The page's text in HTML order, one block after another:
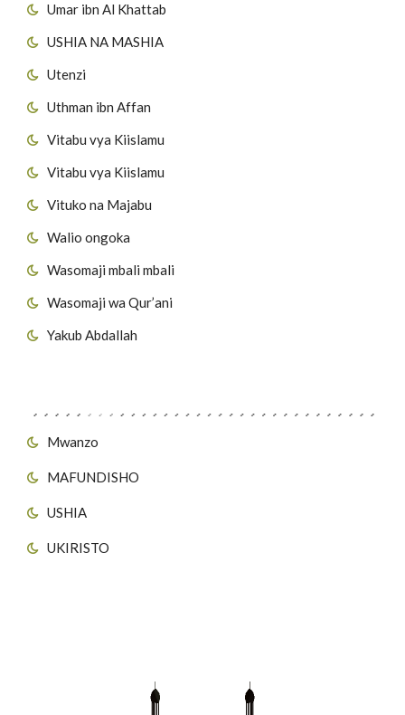
Umar ibn Al Khattab
USHIA NA MASHIA
Utenzi
Uthman ibn Affan
Vitabu vya Kiislamu
Vitabu vya Kiislamu
Vituko na Majabu
Walio ongoka
Wasomaji mbali mbali
Wasomaji wa Qur’ani
Yakub Abdallah
Mwanzo
MAFUNDISHO
USHIA
UKIRISTO